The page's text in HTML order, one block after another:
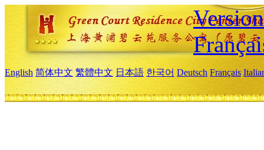
English 简体中文 繁體中文 日本語 한국어 Deutsch Français